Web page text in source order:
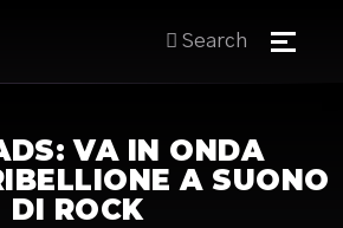
Search
VA IN ONDA
A SUONO
DI ROCK